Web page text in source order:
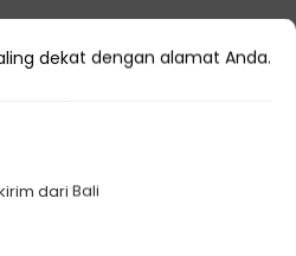
d’Glass Extrait de
dekat dengan alamat Anda.
dari Bali